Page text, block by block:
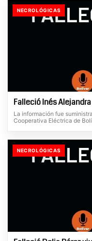
NECROLÓGICAS
Falleció Inés
La información fue
Cooperativa Eléctrica de
NECROLÓGICAS